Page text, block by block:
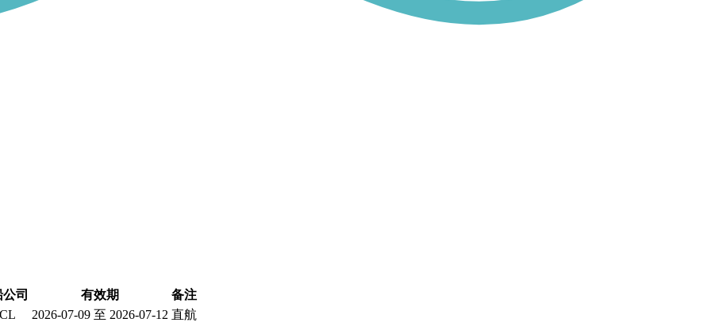
司 有效期
备注
2026-07-09 至 2026-07-12 直航